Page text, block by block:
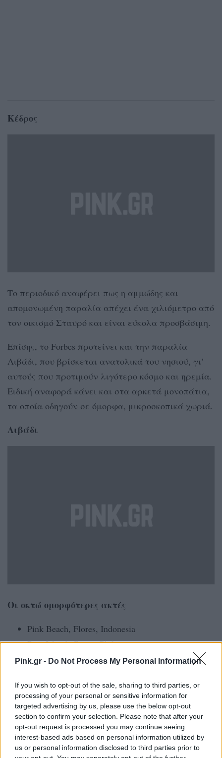
Pink.gr - Do Not Process My Personal Information
If you wish to opt-out of the sale, sharing to third parties, or
processing of your personal or sensitive information for
targeted advertising by us, please use the below opt-out
section to confirm your selection. Please note that after your
opt-out request is processed you may continue seeing
interest-based ads based on personal information utilized by
us or personal information disclosed to third parties prior to
Κέδρος
Το περιοδικό αναφέρει πως η αμμώδης και
απομονωμένη παραλία απέχει ένα χιλιόμετρο από
τον οικισμό Σταυρό και είναι εύκολα προσβάσιμη.
Επίσης, το Forbes προτείνει και την παραλία
Λιβάδι, που βρίσκεται ανατολικά του νησιού, γι’
αυτούς που προτιμούν λιγότερο κόσμο και ηρεμία.
Ειδική αναφορά κάνει και στα αρκετά μονοπάτια,
τα οποία οδηγούν σε όμορφα, μικροσκοπικά χωριά.
Λιβάδι
Οι οκτώ ομορφότερες ακτές
Pink Beach, Flores, Indonesia
Pass Island, Coron, Philippines
San Onofre State Beach, California, United States
Paje, Zanzibar
Cayes of Belize, Belize
Phi Phi Islands, Thailand
Κέδρος, Δονούσα, Ελλάδα